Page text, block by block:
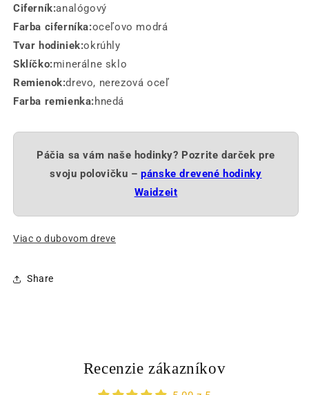
Ciferník:analógový
Farba ciferníka:oceľovo modrá
Tvar hodiniek:okrúhly
Sklíčko:minerálne sklo
Remienok:drevo, nerezová oceľ
Farba remienka:hnedá
Páčia sa vám naše hodinky? Pozrite darček pre
svoju polovičku –pánske drevené hodinky
Waidzeit
Viac o dubovom dreve
Share
Recenzie zákazníkov